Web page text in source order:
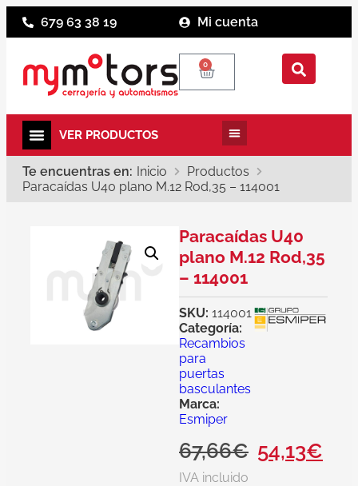
679 63 38 19 Mi cuenta
0
Te encuentras en: Inicio
Productos
Paracaídas U40 plano M.12 Rod,35 – 114001
Paracaídas U40
plano M.12 Rod,35
– 114001
SKU: 114001
Categoría:
Recambios
para
puertas
basculantes
Marca:
Esmiper
67,66€ 54,13€
IVA incluido